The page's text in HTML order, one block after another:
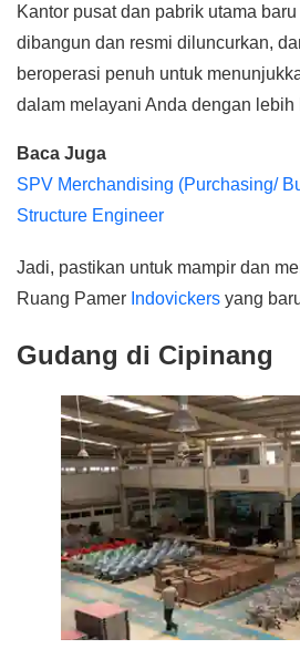
Kantor pusat dan pabrik utama
dibangun dan resmi diluncurkan,
beroperasi penuh untuk
dalam melayani Anda dengan lebih
Baca Juga
SPV Merchandising (Purchasing/
Structure Engineer
Jadi, pastikan untuk mampir dan
Ruang Pamer Indovickers yang
Gudang di Cipinang